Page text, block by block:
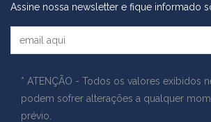
Assine nossa newsletter e fique informado
Seu Email
* ATENÇÃO - Todos os valores exibidos
podem sofrer alterações a qualquer
prévio.